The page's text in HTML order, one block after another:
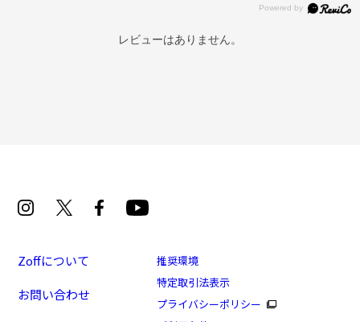
レビューはありません。
Zoffについて
お問い合わせ
推奨環境
特定取引法表示
プライバシーポリシー